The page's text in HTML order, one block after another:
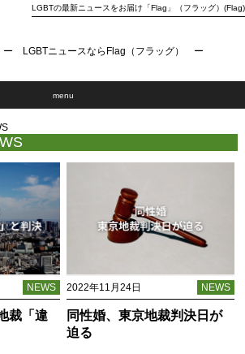
LGBTの最新ニュースをお届け「Flag」（フラッグ）(Flag)
ー LGBTニュースならFlag（フラッグ） ー
menu
NEWS
裁「違
2022年11月24日 NEWS
同性婚、東京地裁判決日が
迫る